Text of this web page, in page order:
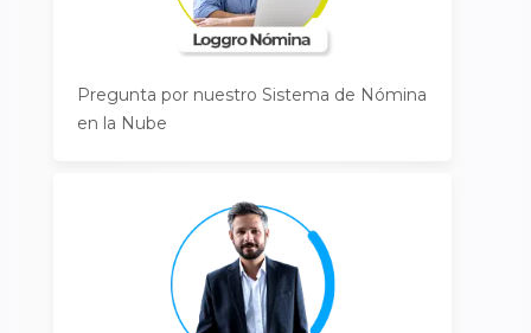
Pregunta por nuestro Sistema de Nómina
en la Nube